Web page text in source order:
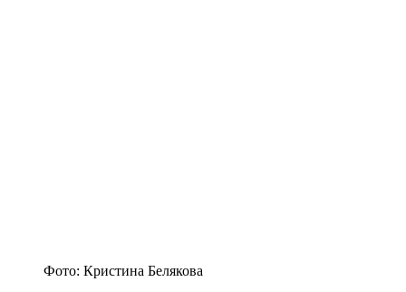
Фото: Кристина Белякова